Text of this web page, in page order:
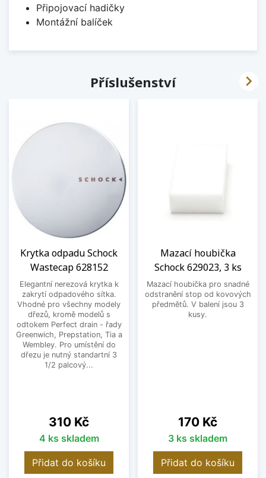
Připojovací hadičky
Montážní balíček
Příslušenství
Krytka odpadu Schock
Wastecap 628152
Elegantní nerezová krytka k
zakrytí odpadového sítka.
Vhodné pro všechny modely
dřezů, kromě modelů s
odtokem Perfect drain - řady
Greenwich, Prepstation, Tia a
Wembley. Pro umístění do
dřezu je nutný standartní 3
1/2 palcový...
Cena
310 Kč
4 ks skladem
Přidat do košíku
Mazací houbička
Schock 629023, 3 ks
Mazací houbička pro snadné
odstranění stop od kovových
předmětů. V balení jsou 3
kusy.
Cena
170 Kč
3 ks skladem
Přidat do košíku
